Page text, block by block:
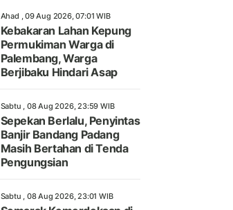
Ahad , 09 Aug 2026, 07:01 WIB
Kebakaran Lahan Kepung
Permukiman Warga di
Palembang, Warga
Berjibaku Hindari Asap
Sabtu , 08 Aug 2026, 23:59 WIB
Sepekan Berlalu, Penyintas
Banjir Bandang Padang
Masih Bertahan di Tenda
Pengungsian
Sabtu , 08 Aug 2026, 23:01 WIB